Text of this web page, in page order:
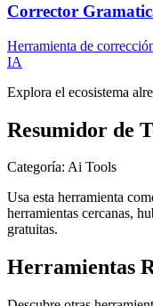
Corrector
Herramienta de
IA
Explora el ecosistema
Resumidor de
Categoría: Ai Tools
Usa esta herramienta
herramientas cercanas,
gratuitas.
Herramientas